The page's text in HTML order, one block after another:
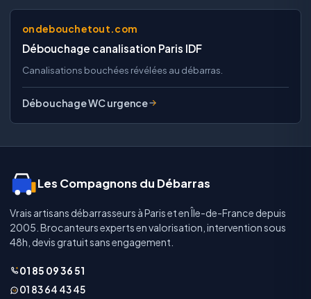
ondebouchetout.com
Débouchage canalisation Paris IDF
Canalisations bouchées révélées au débarras.
Débouchage WC urgence
Les Compagnons du Débarras
Vrais artisans débarrasseurs à Paris et en Île-de-France depuis
2005. Brocanteurs experts en valorisation, intervention sous
48h, devis gratuit sans engagement.
01 85 09 36 51
01 83 64 43 45